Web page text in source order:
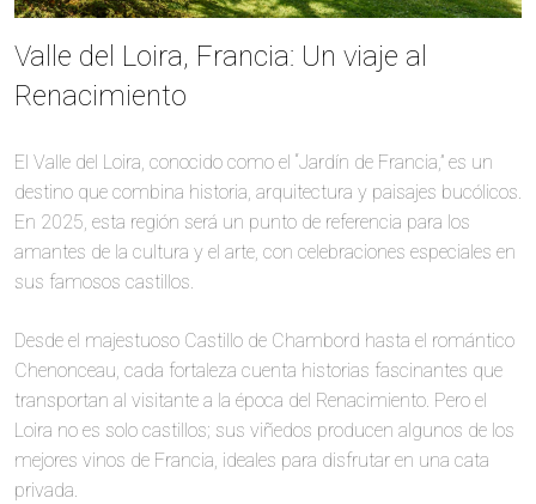
Valle del Loira, Francia: Un viaje al
Renacimiento
El Valle del Loira, conocido como el “Jardín de Francia,” es un
destino que combina historia, arquitectura y paisajes bucólicos.
En 2025, esta región será un punto de referencia para los
amantes de la cultura y el arte, con celebraciones especiales en
sus famosos castillos.
Desde el majestuoso Castillo de Chambord hasta el romántico
Chenonceau, cada fortaleza cuenta historias fascinantes que
transportan al visitante a la época del Renacimiento. Pero el
Loira no es solo castillos; sus viñedos producen algunos de los
mejores vinos de Francia, ideales para disfrutar en una cata
privada.